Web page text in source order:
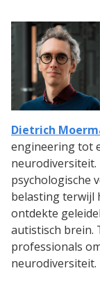
Dietrich
engineering tot
neurodiversiteit.
psychologische
belasting terwijl
ontdekte
autistisch brein.
professionals
neurodiversiteit.